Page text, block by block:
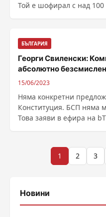
Той е шофирал с над 100
БЪЛГАРИЯ
Георги Свиленски:
абсолютно
15/06/2023
Няма конкретни
Конституция. БСП няма
Това заяви в ефира на
Разделяне
публикациите
1 2 3
Новини